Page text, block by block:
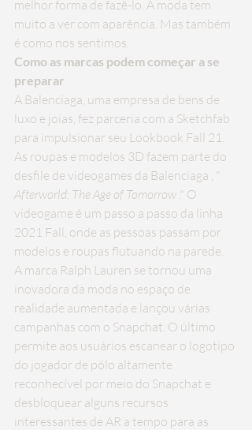
melhor forma de fazê-lo. A moda tem
muito a ver com aparência. Mas também
é como nos sentimos.
Como as marcas podem começar a se
preparar
A Balenciaga, uma empresa de bens de
luxo e joias, fez parceria com a Sketchfab
para impulsionar seu Lookbook Fall 21.
As roupas e modelos 3D fazem parte do
desfile de videogames da Balenciaga , "
Afterworld: The Age of Tomorrow ." O
videogame é um passo a passo da linha
2021 Fall, onde as pessoas passam por
modelos e roupas flutuando na parede.
A marca Ralph Lauren se tornou uma
inovadora da moda no espaço de
realidade aumentada e lançou várias
campanhas com o Snapchat. O último
permite aos usuários escanear o logotipo
do jogador de pólo altamente
reconhecível por meio do Snapchat e
desbloquear alguns recursos
interessantes de AR a tempo para as